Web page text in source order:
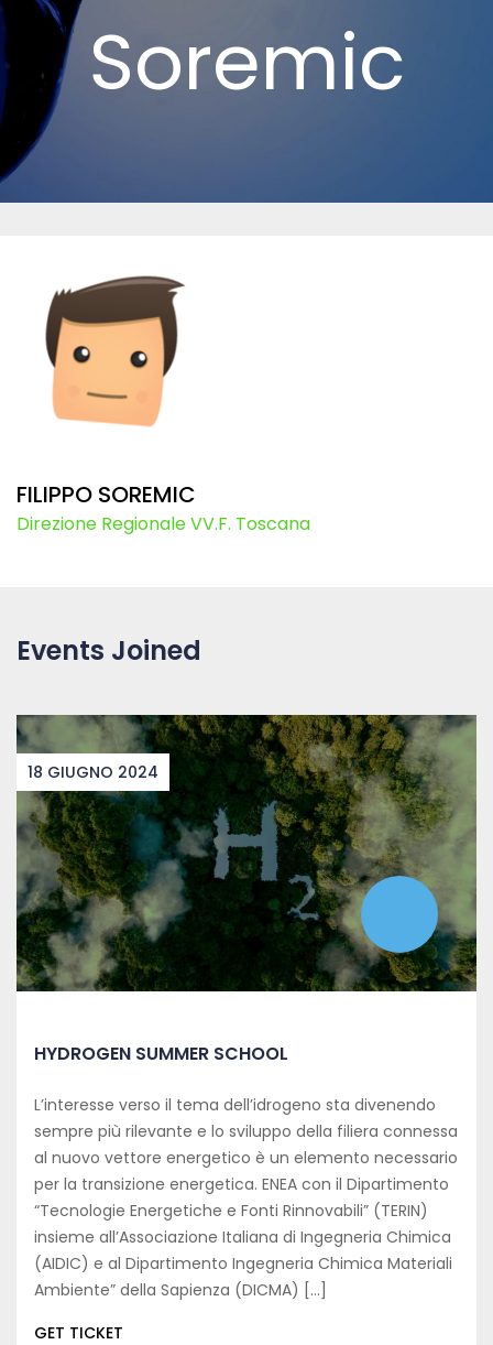
Soremic
Home
FILIPPO SOREMIC
Direzione Regionale VV.F. Toscana
Events Joined
18 GIUGNO 2024
HYDROGEN SUMMER SCHOOL
L’interesse verso il tema dell’idrogeno sta divenendo
sempre più rilevante e lo sviluppo della filiera connessa
al nuovo vettore energetico è un elemento necessario
per la transizione energetica. ENEA con il Dipartimento
“Tecnologie Energetiche e Fonti Rinnovabili” (TERIN)
insieme all’Associazione Italiana di Ingegneria Chimica
(AIDIC) e al Dipartimento Ingegneria Chimica Materiali
Ambiente” della Sapienza (DICMA) [...]
GET TICKET